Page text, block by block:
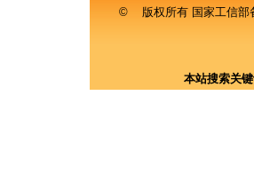
© 版权所有 国家工信部
本站搜索关键